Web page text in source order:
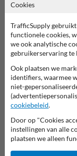
Cookies
TrafficSupply
functionele cookies,
we ook analytische
gebruikerservaring te
Ook plaatsen we
identifiers, waarmee
niet-
cookiebeleid.
Door op "Cookies
instellingen van alle
plaatsen we alleen